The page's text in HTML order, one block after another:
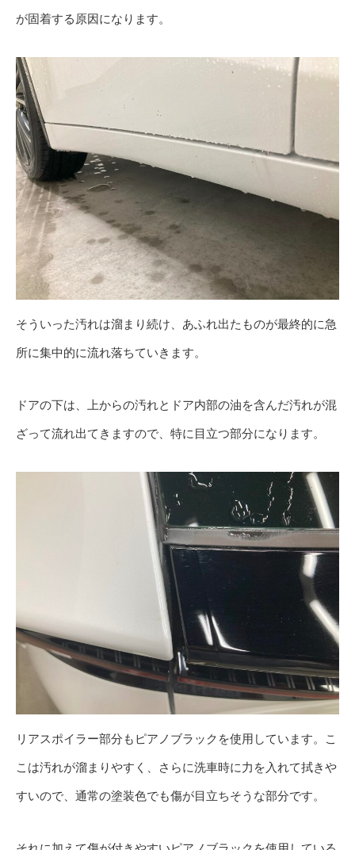
が固着する原因になります。
そういった汚れは溜まり続け、あふれ出たものが最終的に急
所に集中的に流れ落ちていきます。
ドアの下は、上からの汚れとドア内部の油を含んだ汚れが混
ざって流れ出てきますので、特に目立つ部分になります。
リアスポイラー部分もピアノブラックを使用しています。こ
こは汚れが溜まりやすく、さらに洗車時に力を入れて拭きや
すいので、通常の塗装色でも傷が目立ちそうな部分です。